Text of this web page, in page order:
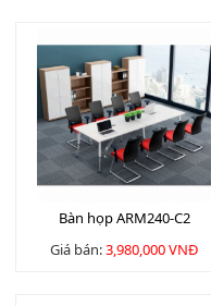
Bàn họp ARM240-C2
Giá bán:3,980,000 VNĐ